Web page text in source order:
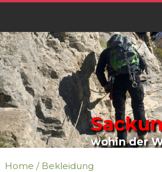
wohin der
Home / Bekleidung